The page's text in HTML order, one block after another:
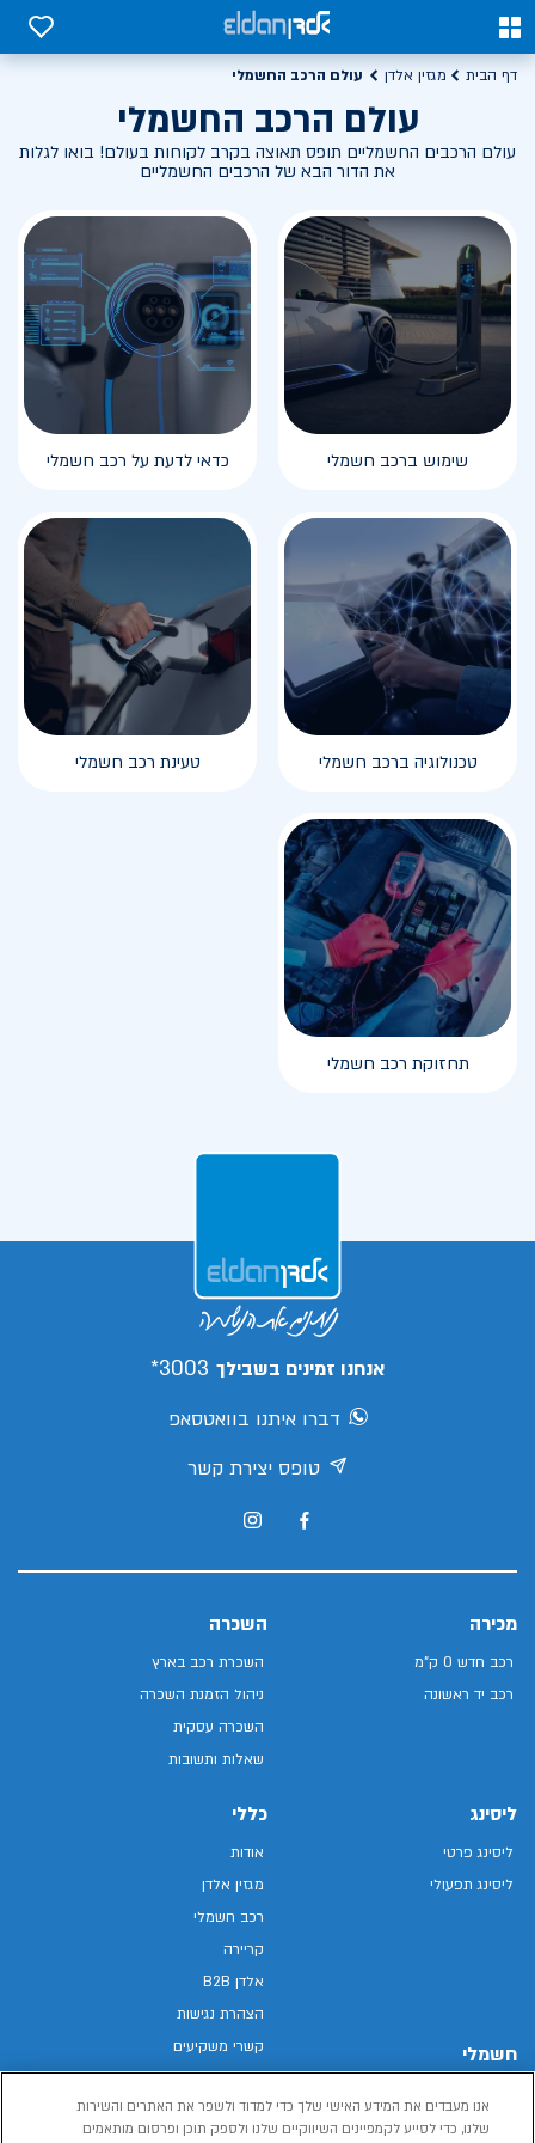
0
0
דף הבית מגזין אלדן עולם הרכב החשמלי
עולם הרכב החשמלי
עולם הרכבים החשמליים תופס תאוצה בקרב לקוחות בעולם! בואו לגלות
את הדור הבא של הרכבים החשמליים
שימוש ברכב חשמלי כדאי לדעת על רכב חשמלי
טכנולוגיה ברכב חשמלי טעינת רכב חשמלי
תחזוקת רכב חשמלי
אנחנו זמינים בשבילך 3003*
דברו איתנו בוואטסאפ
טופס יצירת קשר
מכירה
רכב חדש 0 ק"מ
רכב יד ראשונה
השכרה
השכרת רכב בארץ
ניהול הזמנת השכרה
השכרה עסקית
שאלות ותשובות
ליסינג
ליסינג פרטי
ליסינג תפעולי
חשמלי
רכב חשמלי
כללי
אודות
מגזין אלדן
רכב חשמלי
קריירה
אלדן B2B
הצהרת נגישות
קשרי משקיעים
מפת האתר
מדיניות פרטיות
אנו מעבדים את המידע האישי שלך כדי למדוד ולשפר את האתרים והשירות
שלנו, כדי לסייע לקמפיינים השיווקיים שלנו ולספק תוכן ופרסום מותאמים